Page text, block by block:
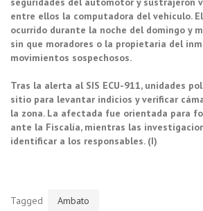
entre ellos la computadora del vehículo.
ocurrido durante la noche del domingo y
sin que moradores o la propietaria del
movimientos sospechosos.
Tras la alerta al SIS ECU-911, unidades
sitio para levantar indicios y verificar
la zona. La afectada fue orientada para
ante la Fiscalía, mientras las
identificar a los responsables. (I)
Tagged Ambato